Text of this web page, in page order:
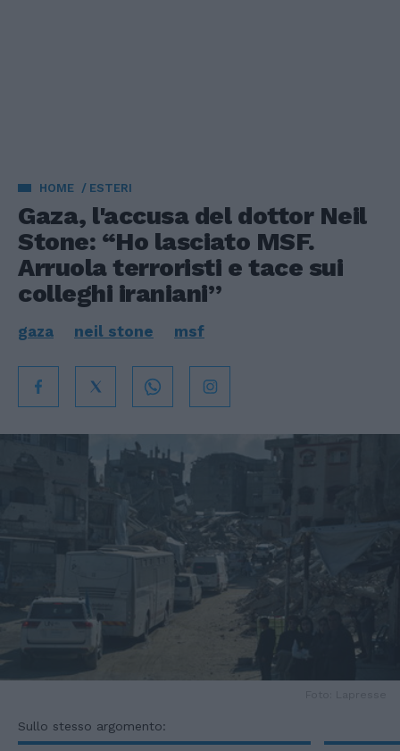
HOME ESTERI
Gaza, l'accusa del dottor Neil
Stone: “Ho lasciato MSF.
Arruola terroristi e tace sui
colleghi iraniani”
gaza neil stone msf
Sullo stesso argomento: